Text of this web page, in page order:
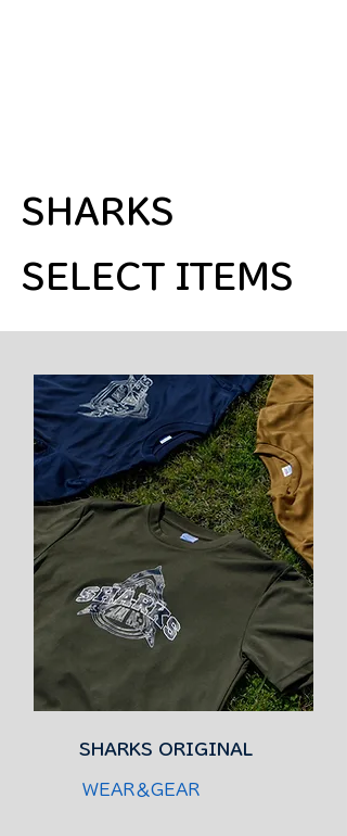
SHARKS
SELECT ITEMS
SHARKS ORIGINAL
WEAR＆GEAR